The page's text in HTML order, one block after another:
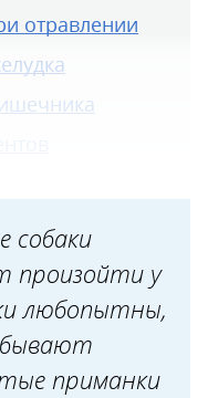
отравлении
отравление
статьи, от
собаки
произойти у
любопытны,
бывают
приманки